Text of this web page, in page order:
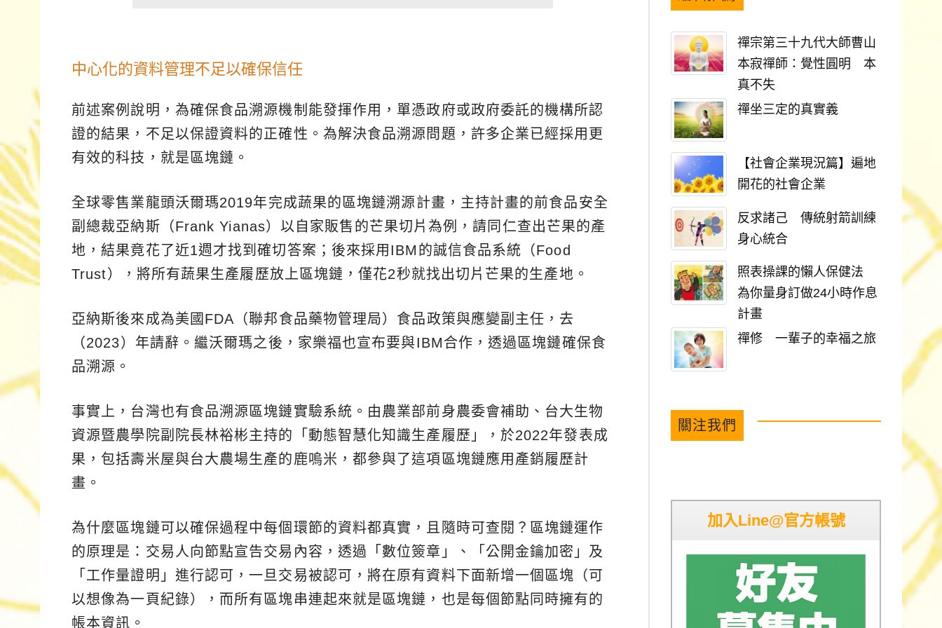
中心化的資料管理不足以確保信任
前述案例說明，為確保食品溯源機制能發揮作用，單憑政府或政府委託的機構所認
證的結果，不足以保證資料的正確性。為解決食品溯源問題，許多企業已經採用更
有效的科技，就是區塊鏈。
全球零售業龍頭沃爾瑪2019年完成蔬果的區塊鏈溯源計畫，主持計畫的前食品安全
副總裁亞納斯（Frank Yianas）以自家販售的芒果切片為例，請同仁查出芒果的產
地，結果竟花了近1週才找到確切答案；後來採用IBM的誠信食品系統（Food
Trust），將所有蔬果生產履歷放上區塊鏈，僅花2秒就找出切片芒果的生產地。
亞納斯後來成為美國FDA（聯邦食品藥物管理局）食品政策與應變副主任，去
（2023）年請辭。繼沃爾瑪之後，家樂福也宣布要與IBM合作，透過區塊鏈確保食
品溯源。
事實上，台灣也有食品溯源區塊鏈實驗系統。由農業部前身農委會補助、台大生物
資源暨農學院副院長林裕彬主持的「動態智慧化知識生產履歷」，於2022年發表成
果，包括壽米屋與台大農場生產的鹿嗚米，都參與了這項區塊鏈應用產銷履歷計
畫。
為什麼區塊鏈可以確保過程中每個環節的資料都真實，且隨時可查閱？區塊鏈運作
的原理是：交易人向節點宣告交易內容，透過「數位簽章」、「公開金鑰加密」及
「工作量證明」進行認可，一旦交易被認可，將在原有資料下面新增一個區塊（可
以想像為一頁紀錄），而所有區塊串連起來就是區塊鏈，也是每個節點同時擁有的
帳本資訊。
禪宗第三十九代大師曹山
本寂禪師：覺性圓明 本
真不失
禪坐三定的真實義
【社會企業現況篇】遍地
開花的社會企業
反求諸己 傳統射箭訓練
身心統合
照表操課的懶人保健法
為你量身訂做24小時作息
計畫
禪修 一輩子的幸福之旅
關注我們
加入Line@官方帳號